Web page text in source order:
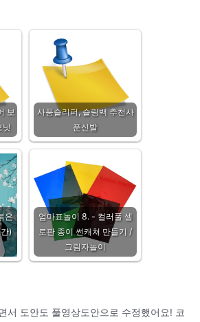
보
닛
사풍슬리퍼, 슬링백 추천사
푼신발
은
)
엄마표놀이 8. - 컬러풀 셀
로판 종이 썬캐쳐 만들기 /
그림자놀이
서 도안도 풀영상도안으로 수정했어요! 코